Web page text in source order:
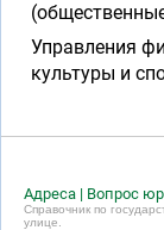
Управления
культуры и
Адреса | Вопрос
Справочник по
улице.